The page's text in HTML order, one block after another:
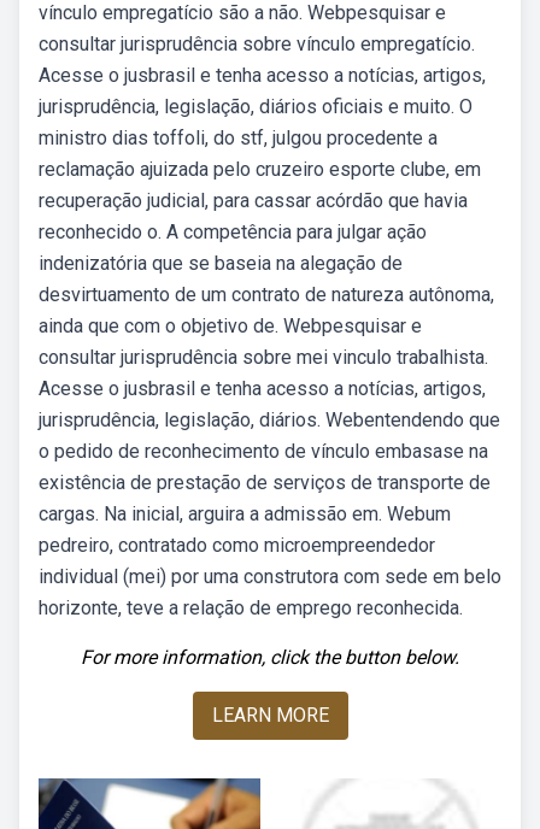
vínculo empregatício são a não. Webpesquisar e
consultar jurisprudência sobre vínculo empregatício.
Acesse o jusbrasil e tenha acesso a notícias, artigos,
jurisprudência, legislação, diários oficiais e muito. O
ministro dias toffoli, do stf, julgou procedente a
reclamação ajuizada pelo cruzeiro esporte clube, em
recuperação judicial, para cassar acórdão que havia
reconhecido o. A competência para julgar ação
indenizatória que se baseia na alegação de
desvirtuamento de um contrato de natureza autônoma,
ainda que com o objetivo de. Webpesquisar e
consultar jurisprudência sobre mei vinculo trabalhista.
Acesse o jusbrasil e tenha acesso a notícias, artigos,
jurisprudência, legislação, diários. Webentendendo que
o pedido de reconhecimento de vínculo embasase na
existência de prestação de serviços de transporte de
cargas. Na inicial, arguira a admissão em. Webum
pedreiro, contratado como microempreendedor
individual (mei) por uma construtora com sede em belo
horizonte, teve a relação de emprego reconhecida.
For more information, click the button below.
LEARN MORE